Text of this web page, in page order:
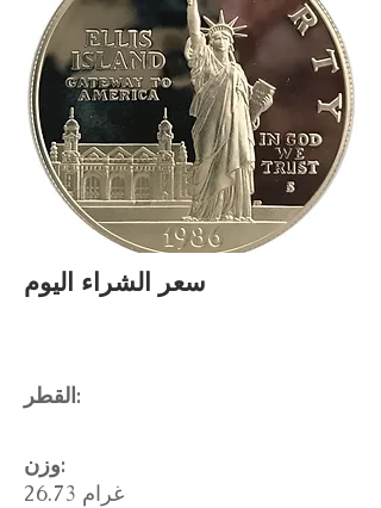
سعر الشراء اليوم
القطر:
وزن:
26.73 غرام